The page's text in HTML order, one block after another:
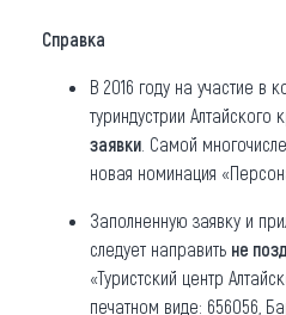
Справка
В 2016 году на участие в
туриндустрии
заявки . Самой
новая номинация
Заполненную заявку и
следует направить не
«Туристский центр
печатном виде: 656056,